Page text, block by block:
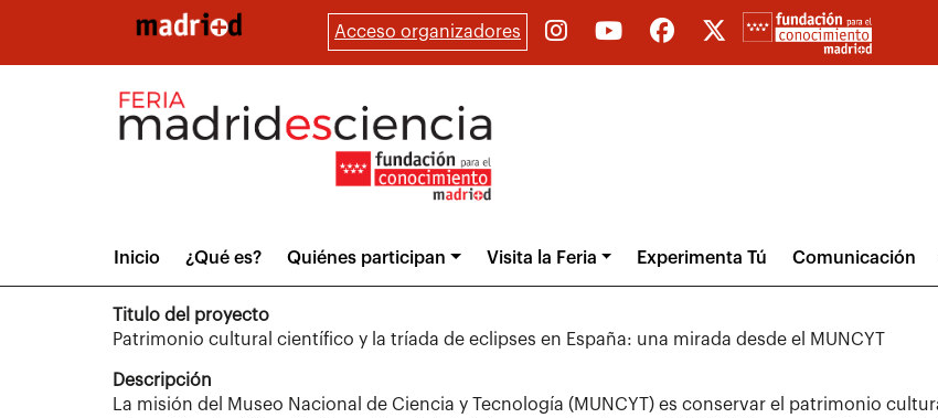
Acceso organizadores
Main
menuInicio ¿Qué es? Quiénes participan Visita la Feria Experimenta Tú Comunicación
Titulo del proyecto
Patrimonio cultural científico y la tríada de eclipses en España: una mirada desde el MUNCYT
Descripción
La misión del Museo Nacional de Ciencia y Tecnología (MUNCYT) es conservar el patrimonio